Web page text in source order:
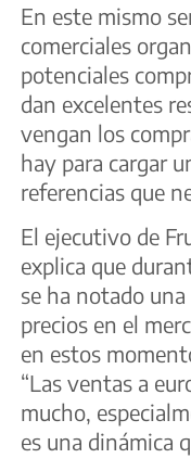
En este mismo
comerciales
potenciales
dan excelentes
vengan los
hay para cargar
referencias que
El ejecutivo de
explica que
se ha notado
precios en el
en estos
“Las ventas a
mucho,
es una dinámica